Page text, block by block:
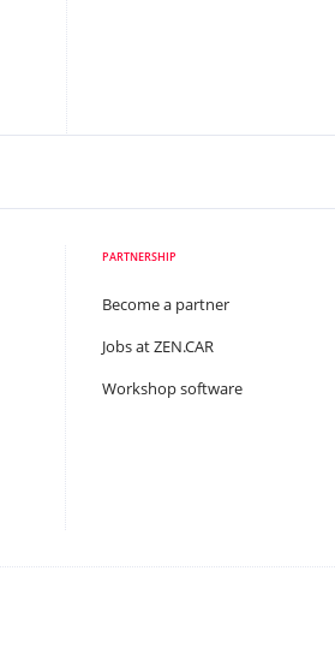
PARTNERSHIP
Become a partner
Jobs at ZEN.CAR
Workshop software